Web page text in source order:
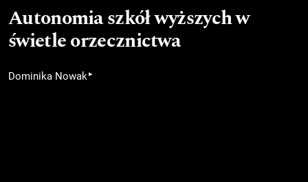
Autonomia szkół wyższych w
świetle orzecznictwa
Dominika Nowak▸